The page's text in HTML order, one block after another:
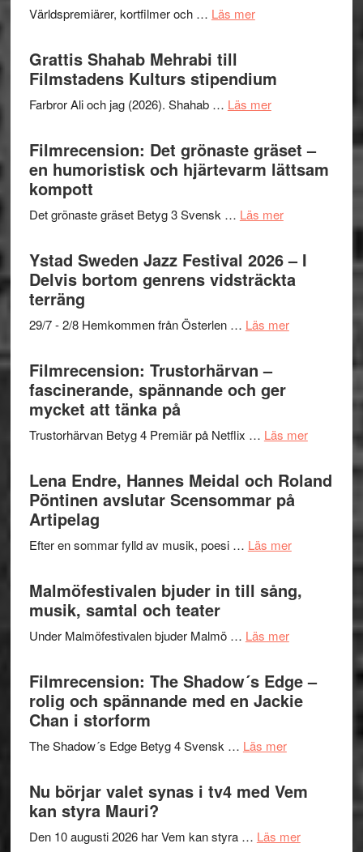
Världspremiärer, kortfilmer och … Läs merom
presenterar
19
titlar
i
Grattis Shahab Mehrabi till
Filmstadens Kulturs stipendium
Farbror Ali och jag (2026). Shahab … Läs merom
Shahab
Mehrabi
till
Kulturs
Filmrecension: Det grönaste gräset –
en humoristisk och hjärtevarm lättsam
kompott
Det grönaste gräset Betyg 3 Svensk … Läs merom
Filmrecension:
Det
grönaste
gräset
en
hjärtevarm
Ystad Sweden Jazz Festival 2026 – I
Delvis bortom genrens vidsträckta
terräng
29/7 - 2/8 Hemkommen från Österlen … Läs merom
–
Delvis
bortom
terräng
Filmrecension: Trustorhärvan –
fascinerande, spännande och ger
mycket att tänka på
Trustorhärvan Betyg 4 Premiär på Netflix … Läs merom
–
Lena Endre, Hannes Meidal och Roland
Pöntinen avslutar Scensommar på
Artipelag
Efter en sommar fylld av musik, poesi … Läs merom
Hannes
Pöntinen
avslutar
Malmöfestivalen bjuder in till sång,
musik, samtal och teater
Under Malmöfestivalen bjuder Malmö … Läs merom
in
till
och
Filmrecension: The Shadow´s Edge –
rolig och spännande med en Jackie
Chan i storform
The Shadow´s Edge Betyg 4 Svensk … Läs merom
Shadow
Edge
Nu börjar valet synas i tv4 med Vem
kan styra Mauri?
Den 10 augusti 2026 har Vem kan styra … Läs merom